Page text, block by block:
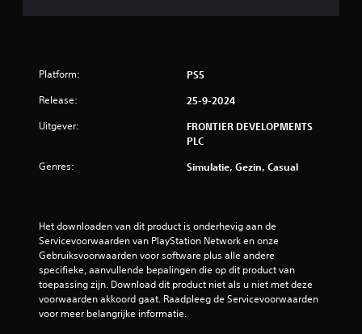
r
e
n
g
Platform: PS5
Release: 25-9-2024
Uitgever:
FRONTIER DEVELOPMENTS
PLC
Genres: Simulatie, Gezin, Casual
Het downloaden van dit product is onderhevig aan de
Servicevoorwaarden van PlayStation Network en onze
Gebruiksvoorwaarden voor software plus alle andere
specifieke, aanvullende bepalingen die op dit product van
toepassing zijn. Download dit product niet als u niet met deze
voorwaarden akkoord gaat. Raadpleeg de Servicevoorwaarden
voor meer belangrijke informatie.